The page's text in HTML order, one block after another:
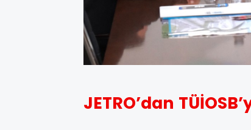
JETRO’dan